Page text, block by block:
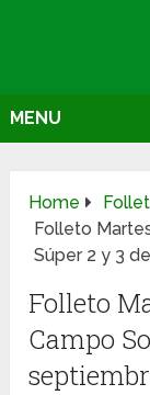
MENU
Home
Folleto
Súper 2 y 3
Folleto
Campo